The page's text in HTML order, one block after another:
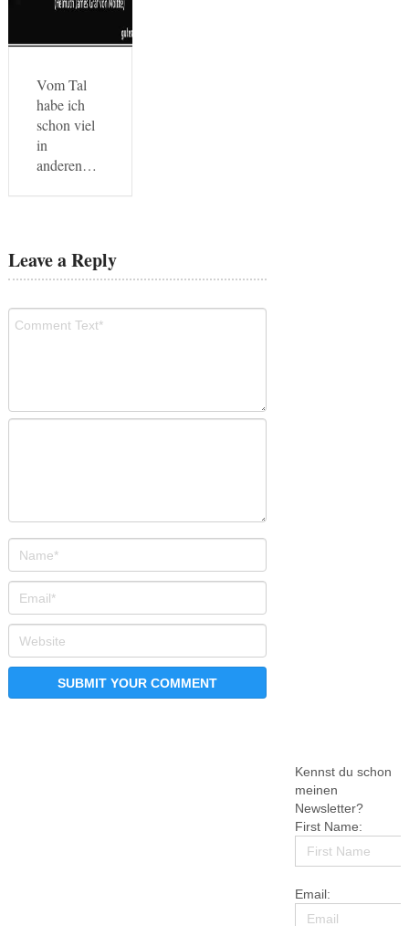
Vom Tal
habe ich
schon viel
in
anderen…
Leave a Reply
Kennst du schon
meinen
Newsletter?
First Name:
Email: